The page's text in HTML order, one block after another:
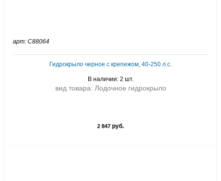
арт: C88064
Гидрокрыло черное с крепежом, 40-250 л.с.
В наличии: 2 шт.
вид товара: Лодочное гидрокрыло
2 847 руб.